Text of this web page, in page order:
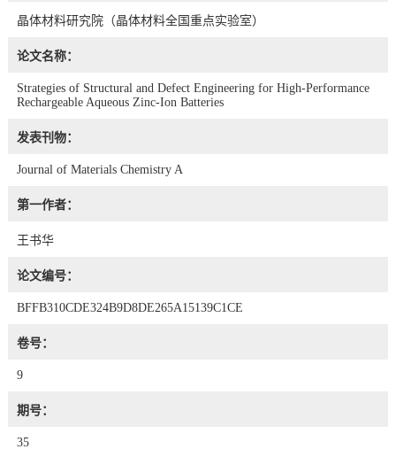
晶体材料研究院（晶体材料全国重点实验室）
论文名称：
Strategies of Structural and Defect Engineering for High-Performance
Rechargeable Aqueous Zinc-Ion Batteries
发表刊物：
Journal of Materials Chemistry A
第一作者：
王书华
论文编号：
BFFB310CDE324B9D8DE265A15139C1CE
卷号：
9
期号：
35